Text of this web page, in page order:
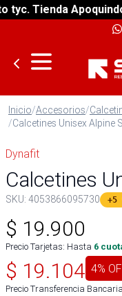
Tienda Apoquindo
Inicio/Accesorios/
/Calcetines Unisex Alpine
Dynafit
Calcetines
SKU: 4053866095730 +5
$ 19.900
Precio Tarjetas: Hasta 6
$ 19.104 4%
Precio Transferencia Bancaria